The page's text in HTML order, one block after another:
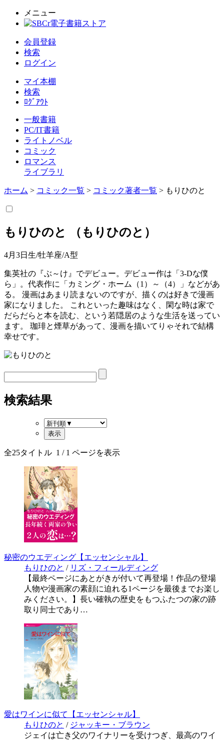
メニュー
会員登録
検索
ログイン
マイ本棚
検索
ﾛｸﾞｱｳﾄ
一般書籍
PC/IT書籍
ライトノベル
コミック
ロマンス
ライブラリ
ホーム > コミック一覧 > コミック著者一覧 > もりひのと
もりひのと （ もりひのと ）
4月3日生/牡羊座/A型
集英社の『ぶ～け』でデビュー。デビュー作は「3-Dな僕
ら」。代表作に「カミング・ホーム（1）～（4）」などがあ
る。 漫画はあまり読まないのですが、描くのは好きで漫画
家になりました。 これといった趣味はなく、閑な時は家で
だらだらと本を読む、という若隠居のような生活を送ってい
ます。 珈琲と煙草があって、漫画を描いてりゃそれで結構
幸せです。
検索結果
全25タイトル 1 / 1 ページを表示
秘密のウエディング【エッセンシャル】
もりひのと / リズ・フィールディング
【最終ページにあとがきが付いて再登場！作品の登場
人物や漫画家の素顔に迫れる1ページを最後までお楽し
みください。】長い確執の歴史をもつふたつの家の跡
取り同士であり…
愛はワインに似て【エッセンシャル】
もりひのと / ジャッキー・ブラウン
ジェイは亡き父のワイナリーを受けつぎ、最高のワイ